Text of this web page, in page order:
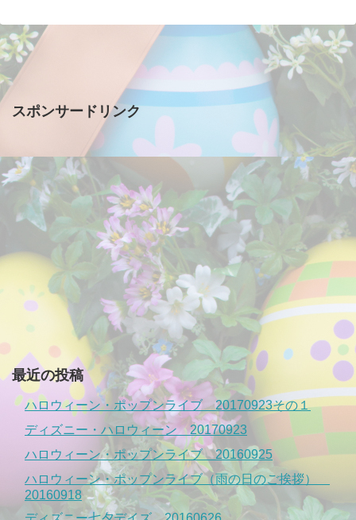
スポンサードリンク
最近の投稿
ハロウィーン・ポップンライブ 20170923その１
ディズニー・ハロウィーン 20170923
ハロウィーン・ポップンライブ 20160925
ハロウィーン・ポップンライブ（雨の日のご挨拶）
20160918